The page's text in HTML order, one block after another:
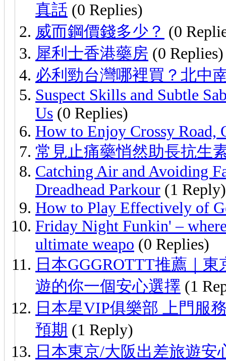
真話 (0 Replies)
威而鋼價錢多少？ (0
犀利士香港藥房 (0 Replies)
必利勁台灣哪裡買？北中
Suspect Skills and Subtle
Us (0 Replies)
How to Enjoy Crossy Road,
常見止痛藥悄然助長抗生
Catching Air and Avoiding
Dreadhead Parkour (1 Reply)
How to Play Effectively of
Friday Night Funkin' –
ultimate weapo (0 Replies)
日本GGGROTTT推薦｜
遊的你一個安心選擇 (1
日本星VIP俱樂部 上門服
預期 (1 Reply)
日本東京/大阪出差旅遊